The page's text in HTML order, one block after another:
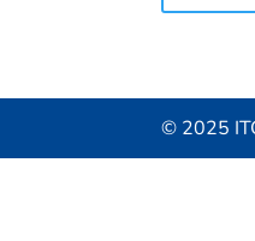
© 2025